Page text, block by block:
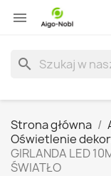

search
Strona główna
Oświetlenie
GIRLANDA LED
ŚWIATŁO